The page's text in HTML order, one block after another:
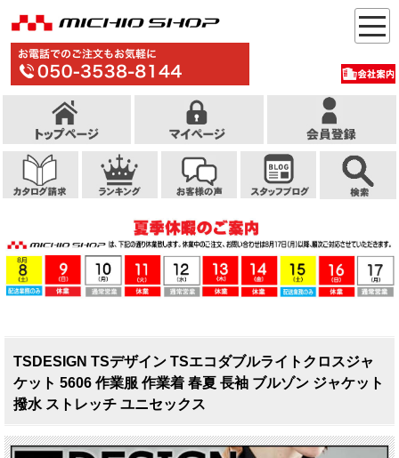
TSDESIGN TSデザイン TSエコダブルライトクロスジャ
ケット 5606 作業服 作業着 春夏 長袖 ブルゾン ジャケット
撥水 ストレッチ ユニセックス